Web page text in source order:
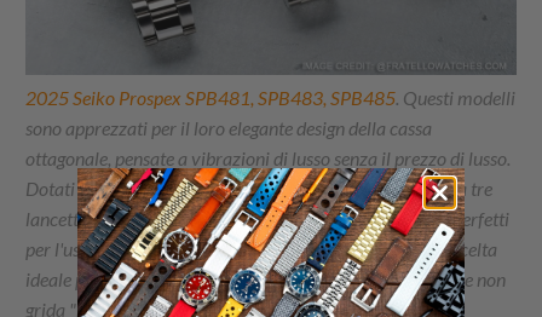
2025 Seiko Prospex SPB481, SPB483, SPB485. Questi modelli
sono apprezzati per il loro elegante design della cassa
ottagonale, pensate a vibrazioni di lusso senza il prezzo di lusso.
Dotati del calibro 6R55, pulito e affidabile, il loro layout a tre
lancette e la solida riserva di carica di 72 ore li rendono perfetti
per l'uso quotidiano.Sono spesso raccomandati come la scelta
ideale per chi desidera un orologio elegante e affidabile che non
grida "budget".